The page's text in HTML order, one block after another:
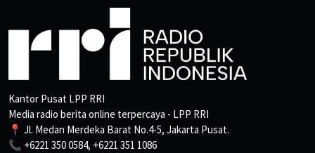
Kantor Pusat LPP RRI
Media radio berita online terpercaya - LPP RRI
📍 Jl. Medan Merdeka Barat No.4-5, Jakarta Pusat.
📞 +6221 350 0584, +6221 351 1086